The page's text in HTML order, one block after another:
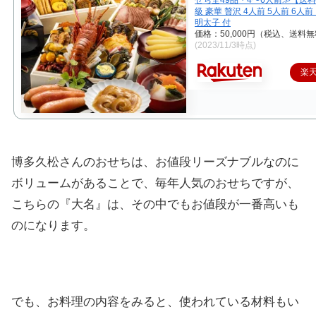
級 豪華 贅沢 4人前 5人前 6人前
明太子 付
価格：50,000円（税込、送料
(2023/11/3時点)
楽
博多久松さんのおせちは、お値段リーズナブルなのに
ボリュームがあることで、毎年人気のおせちですが、
こちらの『大名』は、その中でもお値段が一番高いも
のになります。
でも、お料理の内容をみると、使われている材料もい